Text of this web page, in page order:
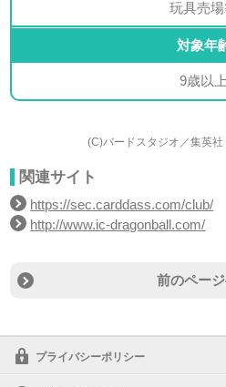
玩具売
対象年
9歳以上
(C)バードスタジオ／集英
関連サイト
https://sec.carddass.com/club/
http://www.ic-dragonball.com/
前のペー
プライバシーポリシー